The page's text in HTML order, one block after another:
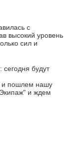
с
высокий уровень
сил и
будут
и пошлем нашу
и ждем